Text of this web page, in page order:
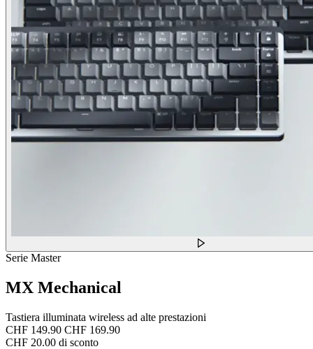
Serie Master
MX Mechanical
Tastiera illuminata wireless ad alte prestazioni
CHF 149.90 CHF 169.90
CHF 20.00 di sconto